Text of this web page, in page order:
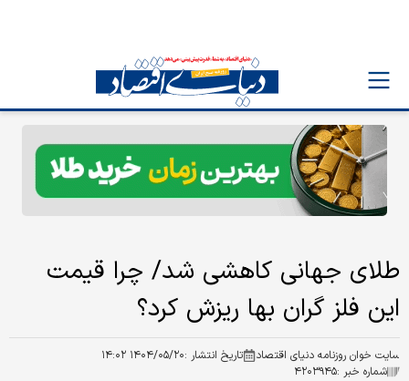
طلای جهانی کاهشی شد/ چرا قیمت
این فلز گران بها ریزش کرد؟
سایت خوان روزنامه دنیای اقتصاد تاریخ انتشار :۱۴۰۴/۰۵/۲۰ ۱۴:۰۲
شماره خبر :۴۲۰۳۹۴۵